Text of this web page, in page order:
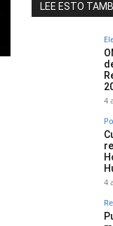
LEE ESTO
4
4